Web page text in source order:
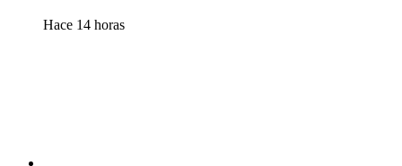
Hace 14 horas